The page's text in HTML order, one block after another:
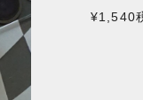
¥1,540